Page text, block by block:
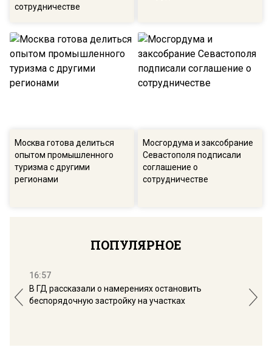
сотрудничестве
Москва готова делиться
опытом промышленного
туризма с другими
регионами
Мосгордума и заксобрание
Севастополя подписали
соглашение о
сотрудничестве
ПОПУЛЯРНОЕ
16:57
В ГД рассказали о намерениях остановить
беспорядочную застройку на участках